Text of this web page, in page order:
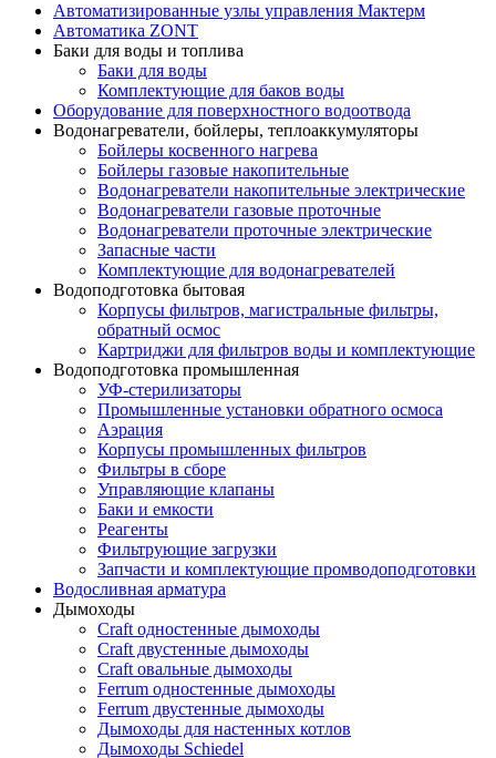
Автоматизированные узлы управления Мактерм
Автоматика ZONT
Баки для воды и топлива
Баки для воды
Комплектующие для баков воды
Оборудование для поверхностного водоотвода
Водонагреватели, бойлеры, теплоаккумуляторы
Бойлеры косвенного нагрева
Бойлеры газовые накопительные
Водонагреватели накопительные электрические
Водонагреватели газовые проточные
Водонагреватели проточные электрические
Запасные части
Комплектующие для водонагревателей
Водоподготовка бытовая
Корпусы фильтров, магистральные фильтры,
обратный осмос
Картриджи для фильтров воды и комплектующие
Водоподготовка промышленная
УФ-стерилизаторы
Промышленные установки обратного осмоса
Аэрация
Корпусы промышленных фильтров
Фильтры в сборе
Управляющие клапаны
Баки и емкости
Реагенты
Фильтрующие загрузки
Запчасти и комплектующие промводоподготовки
Водосливная арматура
Дымоходы
Craft одностенные дымоходы
Craft двустенные дымоходы
Craft овальные дымоходы
Ferrum одностенные дымоходы
Ferrum двустенные дымоходы
Дымоходы для настенных котлов
Дымоходы Schiedel